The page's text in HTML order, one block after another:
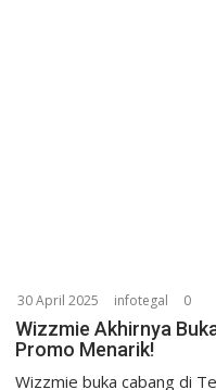
30 April 2025 infotegal 0
Wizzmie Akhirnya
Promo Menarik!
Wizzmie buka cabang di